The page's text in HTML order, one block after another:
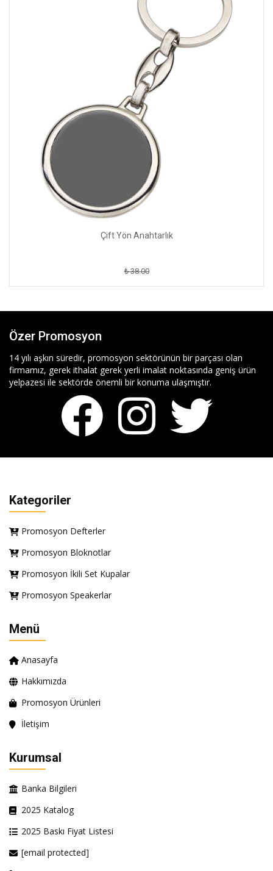
Çift Yön Anahtarlık
₺ 38.00
Özer Promosyon
14 yılı aşkın süredir, promosyon sektörünün bir parçası olan
firmamız, gerek ithalat gerek yerli imalat noktasında geniş ürün
yelpazesi ile sektörde önemli bir konuma ulaşmıştır.
Kategoriler
Promosyon Defterler
Promosyon Bloknotlar
Promosyon İkili Set Kupalar
Promosyon Speakerlar
Menü
Anasayfa
Hakkımızda
Promosyon Ürünleri
İletişim
Kurumsal
Banka Bilgileri
2025 Katalog
2025 Baskı Fiyat Listesi
[email protected]